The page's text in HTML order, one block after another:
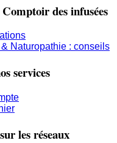
des infusées
Naturopathie : conseils
services
les réseaux